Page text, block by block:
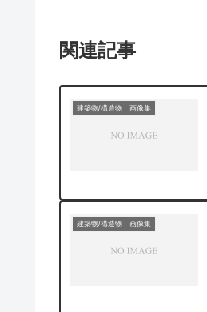
関連記事
建築物/構造物 画像集
建築物/構造物 画像集